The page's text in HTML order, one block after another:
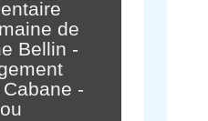
de
Bellin -
-